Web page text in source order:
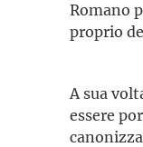
Romano
proprio
A sua
essere